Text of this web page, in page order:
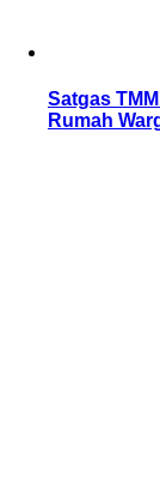
Satgas
Rumah